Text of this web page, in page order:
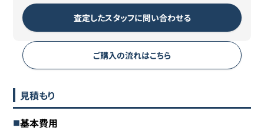
査定したスタッフに問い合わせる
ご購入の流れはこちら
見積もり
基本費用